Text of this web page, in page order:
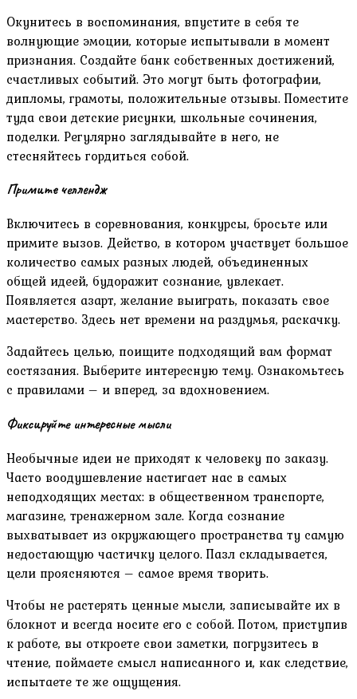
Окунитесь в воспоминания, впустите в себя те
волнующие эмоции, которые испытывали в момент
признания. Создайте банк собственных достижений,
счастливых событий. Это могут быть фотографии,
дипломы, грамоты, положительные отзывы. Поместите
туда свои детские рисунки, школьные сочинения,
поделки. Регулярно заглядывайте в него, не
стесняйтесь гордиться собой.
Примите челлендж
Включитесь в соревнования, конкурсы, бросьте или
примите вызов. Действо, в котором участвует большое
количество самых разных людей, объединенных
общей идеей, будоражит сознание, увлекает.
Появляется азарт, желание выиграть, показать свое
мастерство. Здесь нет времени на раздумья, раскачку.
Задайтесь целью, поищите подходящий вам формат
состязания. Выберите интересную тему. Ознакомьтесь
с правилами – и вперед, за вдохновением.
Фиксируйте интересные мысли
Необычные идеи не приходят к человеку по заказу.
Часто воодушевление настигает нас в самых
неподходящих местах: в общественном транспорте,
магазине, тренажерном зале. Когда сознание
выхватывает из окружающего пространства ту самую
недостающую частичку целого. Пазл складывается,
цели проясняются – самое время творить.
Чтобы не растерять ценные мысли, записывайте их в
блокнот и всегда носите его с собой. Потом, приступив
к работе, вы откроете свои заметки, погрузитесь в
чтение, поймаете смысл написанного и, как следствие,
испытаете те же ощущения.